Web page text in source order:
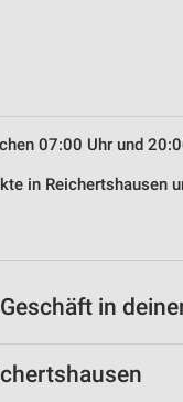
07:00 Uhr und
in Reichertshausen
in